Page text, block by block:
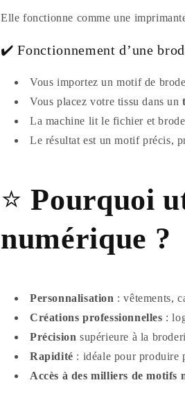
Elle fonctionne comme une
✔️ Fonctionnement d’une
Vous importez un motif de
Vous placez votre tissu dans un
La machine lit le fichier et
Le résultat est un motif précis,
⭐Pourquoi
numérique ?
Personnalisation : vêtements,
Créations professionnelles :
Précision supérieure à la
Rapidité : idéale pour produire
Accès à des milliers de motifs